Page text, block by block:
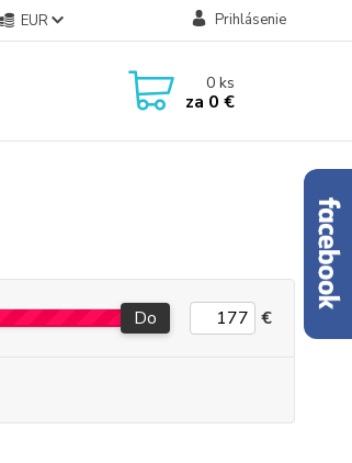
EUR Prihlásenie
0ks
za 0 €
Do €